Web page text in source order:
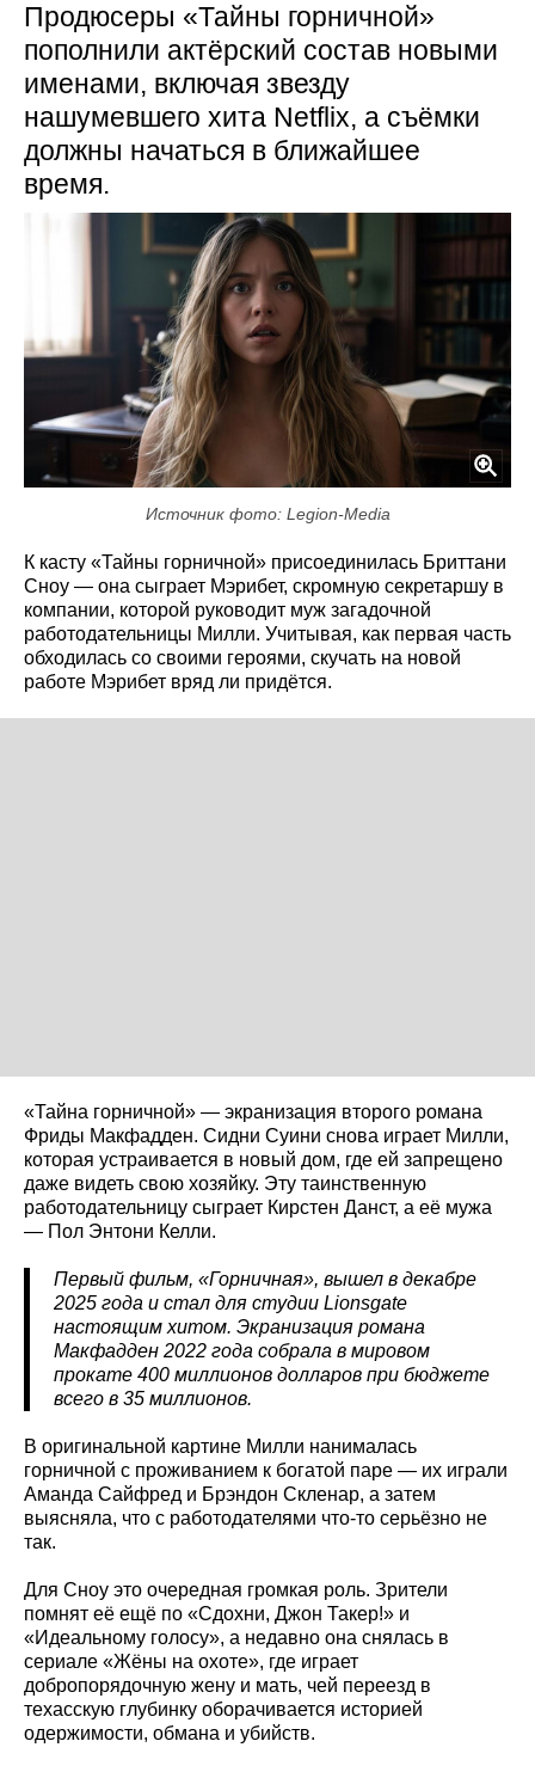
Продюсеры «Тайны горничной»
пополнили актёрский состав новыми
именами, включая звезду
нашумевшего хита Netflix, а съёмки
должны начаться в ближайшее
время.
Источник фото: Legion-Media
К касту «Тайны горничной» присоединилась Бриттани
Сноу — она сыграет Мэрибет, скромную секретаршу в
компании, которой руководит муж загадочной
работодательницы Милли. Учитывая, как первая часть
обходилась со своими героями, скучать на новой
работе Мэрибет вряд ли придётся.
«Тайна горничной» — экранизация второго романа
Фриды Макфадден. Сидни Суини снова играет Милли,
которая устраивается в новый дом, где ей запрещено
даже видеть свою хозяйку. Эту таинственную
работодательницу сыграет Кирстен Данст, а её мужа
— Пол Энтони Келли.
Первый фильм, «Горничная», вышел в декабре
2025 года и стал для студии Lionsgate
настоящим хитом. Экранизация романа
Макфадден 2022 года собрала в мировом
прокате 400 миллионов долларов при бюджете
всего в 35 миллионов.
В оригинальной картине Милли нанималась
горничной с проживанием к богатой паре — их играли
Аманда Сайфред и Брэндон Скленар, а затем
выясняла, что с работодателями что-то серьёзно не
так.
Для Сноу это очередная громкая роль. Зрители
помнят её ещё по «Сдохни, Джон Такер!» и
«Идеальному голосу», а недавно она снялась в
сериале «Жёны на охоте», где играет
добропорядочную жену и мать, чей переезд в
техасскую глубинку оборачивается историей
одержимости, обмана и убийств.